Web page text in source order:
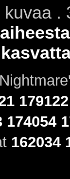
kuvaa .
179122
174054
162034